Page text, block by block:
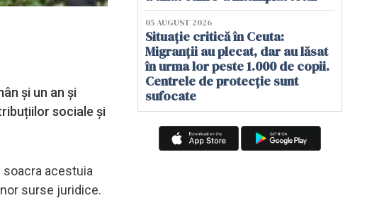
și un an și
sociale şi
soacra acestuia
surse juridice.
05 AUGUST 2026
Situație critică în Ceuta:
Migranții au plecat, dar au lăsat
în urma lor peste 1.000 de copii.
Centrele de protecție sunt
sufocate